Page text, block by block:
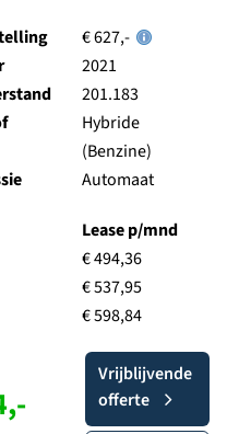
€ 627,-
2021
201.183
Hybride
(Benzine)
Automaat
Lease p/mnd
€ 494,36
€ 537,95
€ 598,84
Vrijblijvende
offerte